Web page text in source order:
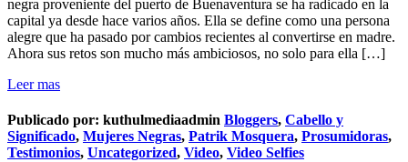
negra proveniente del puerto de Buenaventura se ha radicado en la
capital ya desde hace varios años. Ella se define como una persona
alegre que ha pasado por cambios recientes al convertirse en madre.
Ahora sus retos son mucho más ambiciosos, no solo para ella […]
Leer mas
Publicado por: kuthulmediaadmin Bloggers, Cabello y
Significado, Mujeres Negras, Patrik Mosquera, Prosumidoras,
Testimonios, Uncategorized, Video, Video Selfies